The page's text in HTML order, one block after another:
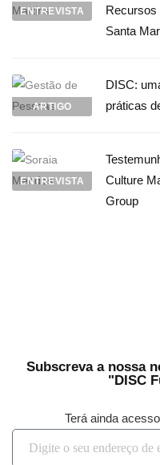
ENTREVISTA
Recursos
Santa
ARTIGO
DISC:
práticas
ENTREVISTA
Culture
Group
Subscreva a nossa
"DISC
Terá ainda